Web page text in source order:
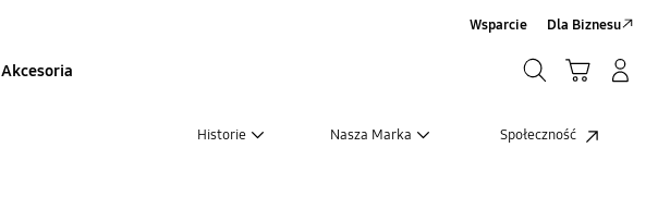
Akcesoria
Wsparcie Dla Biznesu
Historie Nasza Marka Społeczność